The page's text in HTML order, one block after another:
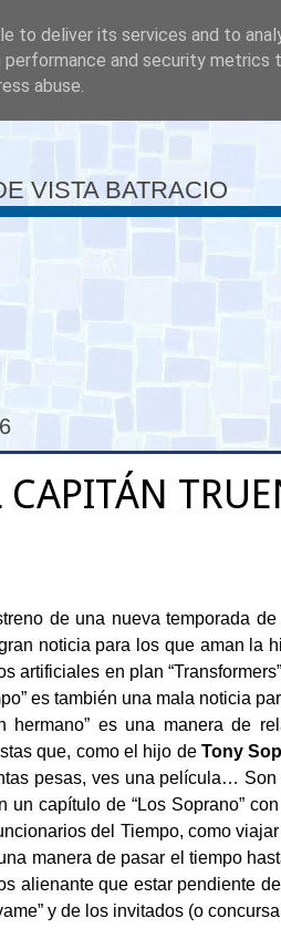
VISTA BATRACIO
CAPITÁN
de una nueva temporada
noticia para los que aman la
artificiales en plan
es también una mala noticia
hermano” es una manera de
que, como el hijo de Tony
pesas, ves una película… Son
un capítulo de “Los Soprano”
del Tiempo, como
manera de pasar el tiempo
alienante que estar pendiente
y de los invitados (o
to deliver its services and to
and security
abuse.